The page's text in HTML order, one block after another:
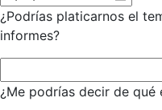
¿Podrías platicarnos el
informes?
¿Me podrías decir de